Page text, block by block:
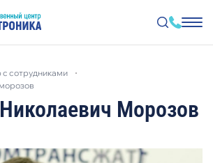
основному
с сотрудниками
Морозов